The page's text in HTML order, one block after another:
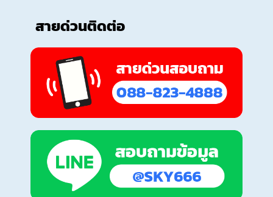
สายด่วนติดต่อ